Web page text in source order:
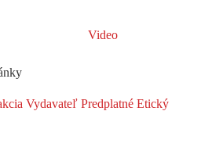
Video
Vydavateľ Predplatné Etický